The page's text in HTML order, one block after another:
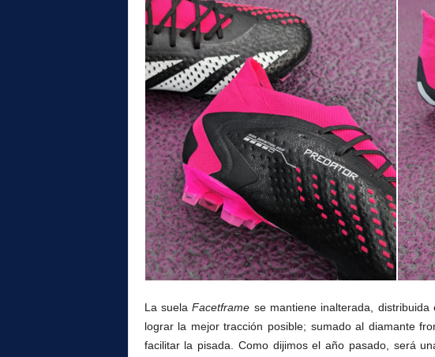
La suelaFacetframe se mantiene inalterada,
lograr la mejor tracción posible; sumado al diamante
facilitar la pisada. Como dijimos el año pasado, será